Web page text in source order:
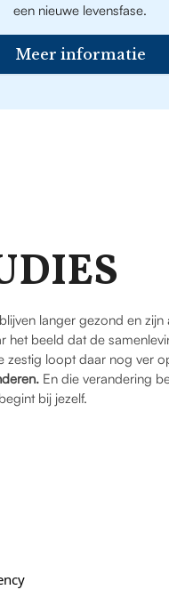
een nieuwe levensfase.
Meer informatie
langer gezond en zijn
het beeld dat de
zestig loopt daar nog ver
En die verandering
bij jezelf.